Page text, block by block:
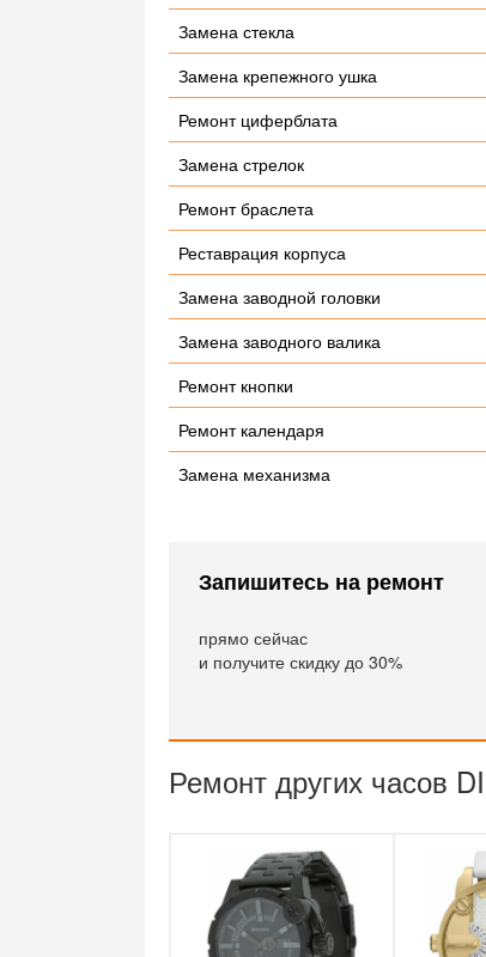
Замена стекла
Замена крепежного ушка
Ремонт циферблата
Замена стрелок
Ремонт браслета
Реставрация корпуса
Замена заводной головки
Замена заводного валика
Ремонт кнопки
Ремонт календаря
Замена механизма
Запишитесь на ремонт
прямо сейчас
и получите скидку до 30%
Ремонт других часов